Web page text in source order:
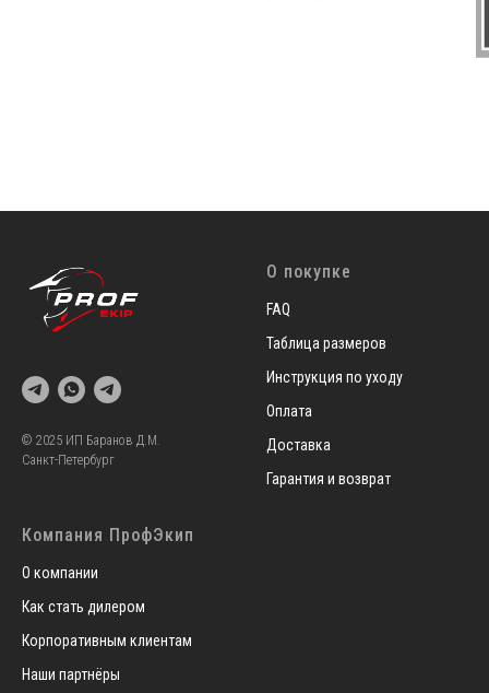
© 2025 ИП Баранов Д.М.
Санкт-Петербург
О покупке
FAQ
Таблица размеров
Инструкция по уходу
Оплата
Доставка
Гарантия и возврат
Компания ПрофЭкип
О компании
Как стать дилером
Корпоративным клиентам
Наши партнёры